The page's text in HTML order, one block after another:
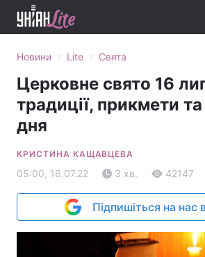
Новини › Lite › Свята
Церковне свято 16
традиції, прикмети
дня
КРИСТИНА КАЩАВЦЕВА
05:00, 16.07.22 3 хв. 42147
Підпишіться на нас